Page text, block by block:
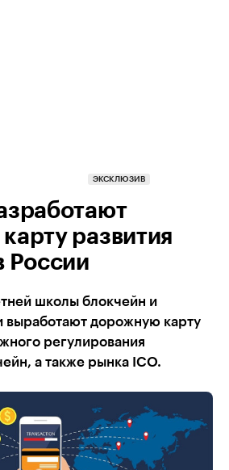
ЭКСКЛЮЗИВ
развития
России
школы блокчейн и
выработают дорожную карту
регулирования
а также рынка IСO.